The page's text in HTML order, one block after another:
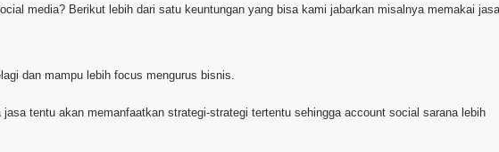
media? Berikut lebih dari satu keuntungan yang bisa kami jabarkan misalnya memakai jasa
dan mampu lebih focus mengurus bisnis.
tentu akan memanfaatkan strategi-strategi tertentu sehingga account social sarana lebih